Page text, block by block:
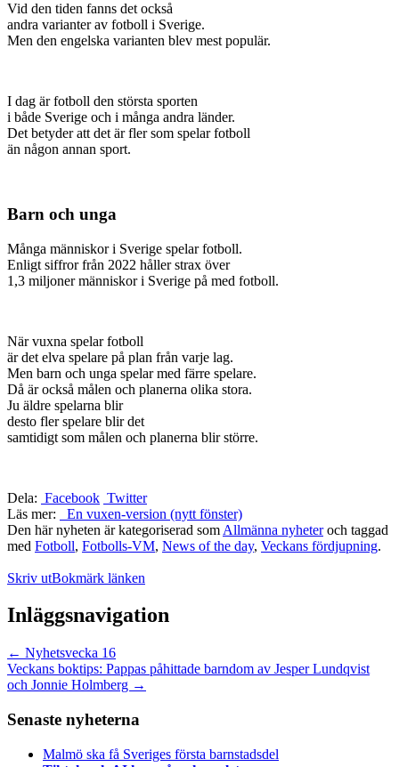
Vid den tiden fanns det också
andra varianter av fotboll i Sverige.
Men den engelska varianten blev mest populär.
I dag är fotboll den största sporten
i både Sverige och i många andra länder.
Det betyder att det är fler som spelar fotboll
än någon annan sport.
Barn och unga
Många människor i Sverige spelar fotboll.
Enligt siffror från 2022 håller strax över
1,3 miljoner människor i Sverige på med fotboll.
När vuxna spelar fotboll
är det elva spelare på plan från varje lag.
Men barn och unga spelar med färre spelare.
Då är också målen och planerna olika stora.
Ju äldre spelarna blir
desto fler spelare blir det
samtidigt som målen och planerna blir större.
Dela: Facebook Twitter
Läs mer:
En vuxen-version (nytt fönster)
Den här nyheten är kategoriserad som Allmänna nyheteroch taggad
med Fotboll, Fotbolls-VM, News of the day, Veckans fördjupning.
Skriv utBokmärk länken
Inläggsnavigation
← Nyhetsvecka 16
Veckans boktips: Pappas påhittade barndom av Jesper Lundqvist
och Jonnie Holmberg →
Senaste nyheterna
Malmö ska få Sveriges första barnstadsdel